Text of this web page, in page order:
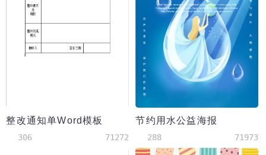
整改通知单Word模板
306 71272
节约用水公益海报
288 71973